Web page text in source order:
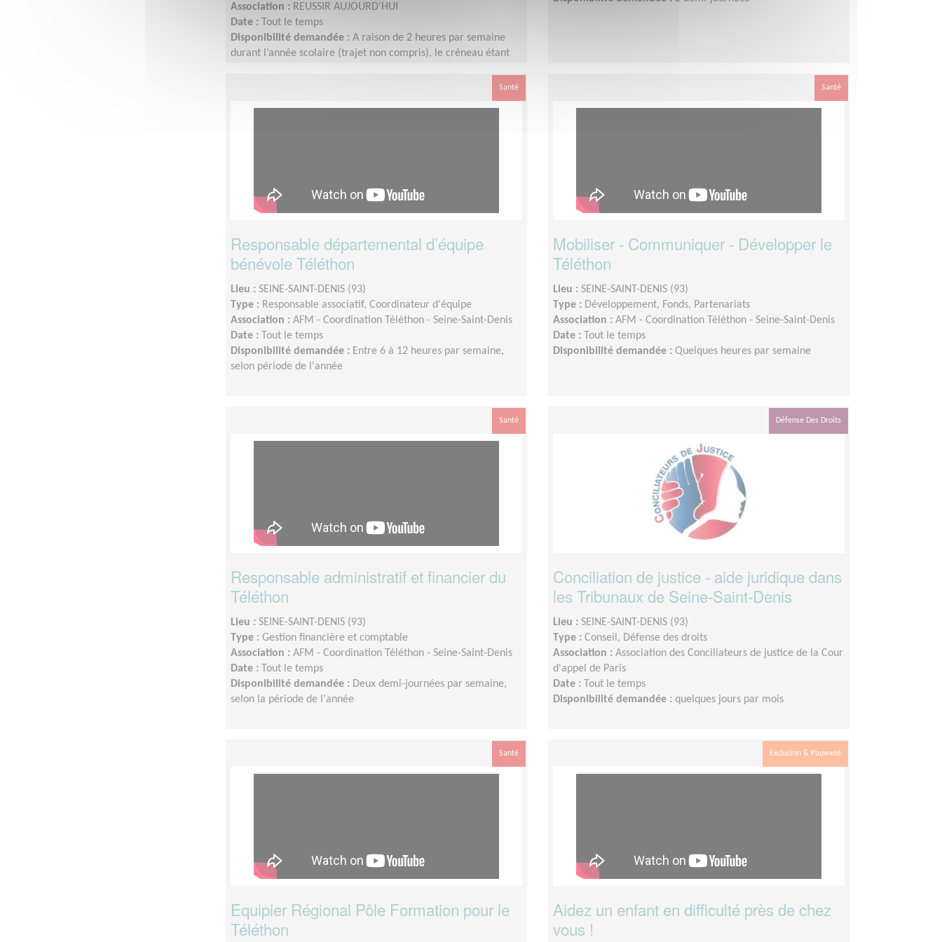
Association : REUSSIR AUJOURD'HUI
Date :
Tout le temps
Disponibilité demandée : A raison de 2 heures par semaine
durant l’année scolaire (trajet non compris), le créneau étant
Santé
Responsable départemental d’équipe
bénévole Téléthon
Lieu : SEINE-SAINT-DENIS (93)
Type : Responsable associatif, Coordinateur d'équipe
Association : AFM - Coordination Téléthon - Seine-Saint-Denis
Date :
Tout le temps
Disponibilité demandée : Entre 6 à 12 heures par semaine,
selon période de l'année
Santé
Mobiliser - Communiquer - Développer le
Téléthon
Lieu : SEINE-SAINT-DENIS (93)
Type : Développement, Fonds, Partenariats
Association : AFM - Coordination Téléthon - Seine-Saint-Denis
Date :
Tout le temps
Disponibilité demandée : Quelques heures par semaine
Santé
Responsable administratif et financier du
Téléthon
Lieu : SEINE-SAINT-DENIS (93)
Type : Gestion financière et comptable
Association : AFM - Coordination Téléthon - Seine-Saint-Denis
Date :
Tout le temps
Disponibilité demandée : Deux demi-journées par semaine,
selon la période de l'année
Défense Des Droits
Conciliation de justice - aide juridique dans
les Tribunaux de Seine-Saint-Denis
Lieu : SEINE-SAINT-DENIS (93)
Type : Conseil, Défense des droits
Association : Association des Conciliateurs de justice de la Cour
d'appel de Paris
Date :
Tout le temps
Disponibilité demandée : quelques jours par mois
Santé
Equipier Régional Pôle Formation pour le
Téléthon
Exclusion & Pauvreté
Aidez un enfant en difficulté près de chez
vous !